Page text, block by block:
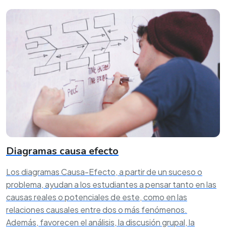
Diagramas causa efecto
Los diagramas Causa-Efecto, a partir de un suceso o
problema, ayudan a los estudiantes a pensar tanto en las
causas reales o potenciales de este, como en las
relaciones causales entre dos o más fenómenos.
Además, favorecen el análisis, la discusión grupal, la